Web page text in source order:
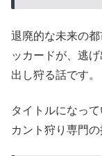
退廃的な未来の
ッカードが、逃
出し狩る話です。
タイトルになっ
カント狩り専門の